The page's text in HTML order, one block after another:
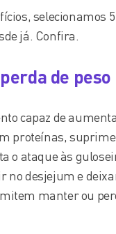
selecionamos
já. Confira.
de peso
capaz de
proteínas,
o ataque às
no desjejum e
manter ou